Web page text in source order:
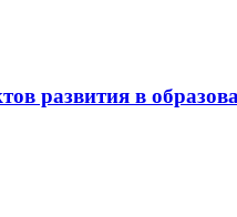
развития в